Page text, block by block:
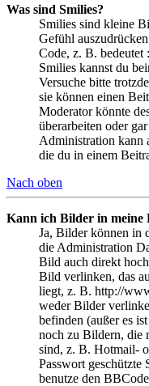
Was sind Smilies?
Smilies sind kleine
Gefühl
Code, z. B.
Smilies kannst du
Versuche bitte
sie können einen
Moderator könnte
überarbeiten oder
Administration kann
die du in einem
Nach oben
Kann ich Bilder in meine
Ja, Bilder können in
die Administration
Bild auch direkt
Bild verlinken, das
liegt, z. B. http://
weder Bilder
befinden (außer es
noch zu Bildern, die
sind, z. B. Hotmail-
Passwort geschützte
benutze den